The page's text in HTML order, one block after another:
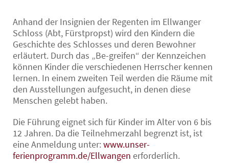
Anhand der Insignien der Regenten im Ellwanger
Schloss (Abt, Fürstpropst) wird den Kindern die
Geschichte des Schlosses und deren Bewohner
erläutert. Durch das „Be-greifen“ der Kennzeichen
können Kinder die verschiedenen Herrscher kennen
lernen. In einem zweiten Teil werden die Räume mit
den Ausstellungen aufgesucht, in denen diese
Menschen gelebt haben.
Die Führung eignet sich für Kinder im Alter von 6 bis
12 Jahren. Da die Teilnehmerzahl begrenzt ist, ist
eine Anmeldung unter: www.unser-
ferienprogramm.de/Ellwangen erforderlich.